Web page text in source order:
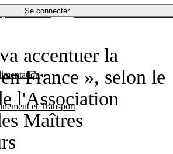
Se connecter
et Transport
Économie
accentuer la
France », selon le
l'Association
Maîtres